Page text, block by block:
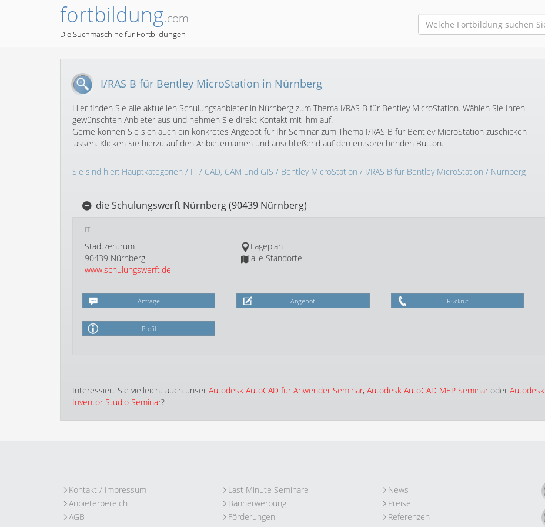
fortbildung.com
Die Suchmaschine für Fortbildungen
I/RAS B für Bentley MicroStation in Nürnberg
Hier finden Sie alle aktuellen Schulungsanbieter in Nürnberg zum Thema I/RAS B für Bentley MicroStation. Wählen Sie Ihren
gewünschten Anbieter aus und nehmen Sie direkt Kontakt mit ihm auf.
Gerne können Sie sich auch ein konkretes Angebot für Ihr Seminar zum Thema I/RAS B für Bentley MicroStation zuschicken
lassen. Klicken Sie hierzu auf den Anbieternamen und anschließend auf den entsprechenden Button.
Sie sind hier: Hauptkategorien / IT/ CAD, CAM und GIS / Bentley MicroStation / I/RAS B für Bentley MicroStation / Nürnberg
die Schulungswerft Nürnberg (90439 Nürnberg)
IT
Stadtzentrum
90439 Nürnberg
www.schulungswerft.de
Lageplan
alle Standorte
Anfrage Angebot Rückruf
Profil
Interessiert Sie vielleicht auch unser Autodesk AutoCAD für Anwender Seminar, Autodesk AutoCAD MEP Seminar oder Autodesk
Inventor Studio Seminar?
Kontakt / Impressum
Anbieterbereich
AGB
Last Minute Seminare
Bannerwerbung
Förderungen
News
Preise
Referenzen